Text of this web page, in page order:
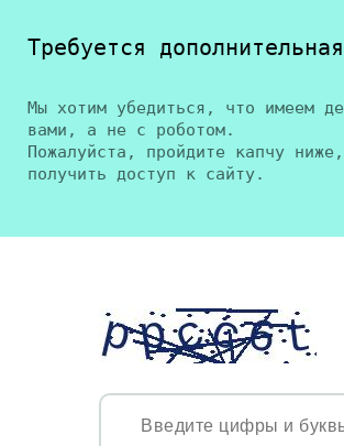
Требуется
Мы хотим убедиться, что имеем
вами, а не с роботом.
Пожалуйста, пройдите капчу
получить доступ к сайту.